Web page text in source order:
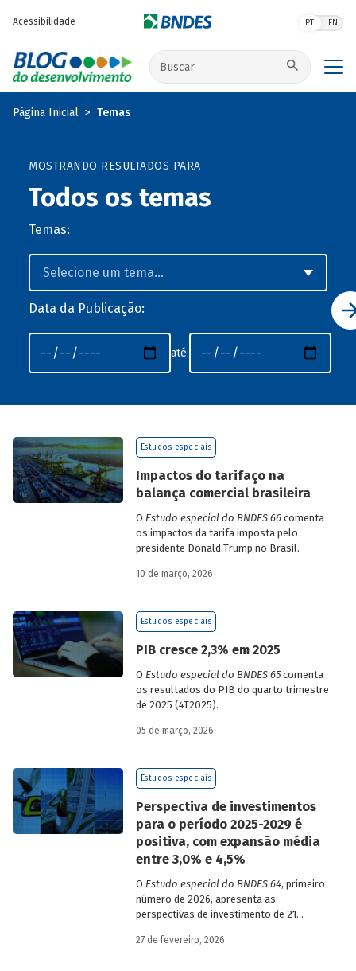
Acessibilidade PT EN
Buscar no site
Página Inicial Temas
MOSTRANDO RESULTADOS PARA
Todos os temas
Temas:
Data da Publicação:
até:
Estudos especiais
Impactos do tarifaço na
balança comercial brasileira
O Estudo especial do BNDES 66comenta
os impactos da tarifa imposta pelo
presidente Donald Trump no Brasil.
10 de março, 2026
Estudos especiais
PIB cresce 2,3% em 2025
O Estudo especial do BNDES 65comenta
os resultados do PIB do quarto trimestre
de 2025 (4T2025).
05 de março, 2026
Estudos especiais
Perspectiva de investimentos
para o período 2025-2029 é
positiva, com expansão média
entre 3,0% e 4,5%
O Estudo especial do BNDES 64, primeiro
número de 2026, apresenta as
perspectivas de investimento de 21
período de 2025 a 2029.
27 de fevereiro, 2026